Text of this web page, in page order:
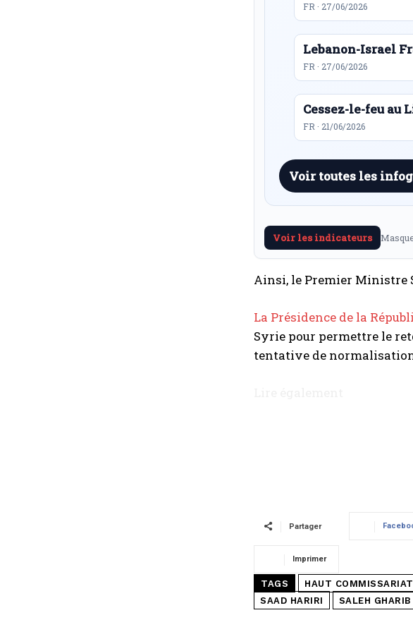
FR · 27/06/2026
Lebanon-Israel
FR · 27/06/2026
Cessez-le-feu au
FR · 21/06/2026
Voir toutes les
Voir les indicateurs
Ainsi, le Premier Ministre
La Présidence de la
Syrie pour permettre le
tentative de
Partager
Imprimer
TAGS HAUT
SAAD HARIRI
SALEH GHARIB